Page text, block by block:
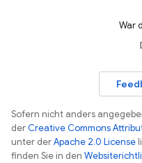
War
Sofern nicht anders
derCreative Commons
unter derApache 2.0 License
finden Sie in den